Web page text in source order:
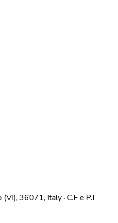
36071, Italy · C.F e P.I